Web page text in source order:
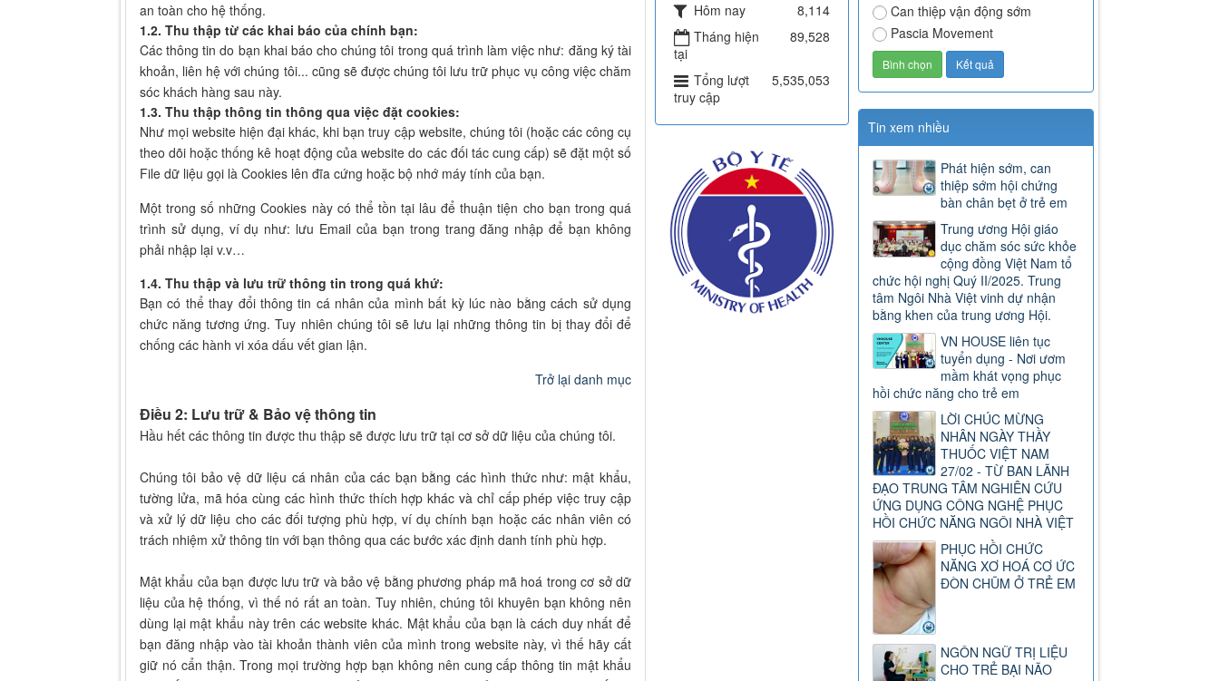
an toàn cho hệ thống.
1.2. Thu thập từ các khai báo của chính bạn:
Các thông tin do bạn khai báo cho chúng tôi trong quá trình làm việc như: đăng ký tài
khoản, liên hệ với chúng tôi... cũng sẽ được chúng tôi lưu trữ phục vụ công việc chăm
sóc khách hàng sau này.
1.3. Thu thập thông tin thông qua việc đặt cookies:
Như mọi website hiện đại khác, khi bạn truy cập website, chúng tôi (hoặc các công cụ
theo dõi hoặc thống kê hoạt động của website do các đối tác cung cấp) sẽ đặt một số
File dữ liệu gọi là Cookies lên đĩa cứng hoặc bộ nhớ máy tính của bạn.
Một trong số những Cookies này có thể tồn tại lâu để thuận tiện cho bạn trong quá
trình sử dụng, ví dụ như: lưu Email của bạn trong trang đăng nhập để bạn không
phải nhập lại v.v…
1.4. Thu thập và lưu trữ thông tin trong quá khứ:
Bạn có thể thay đổi thông tin cá nhân của mình bất kỳ lúc nào bằng cách sử dụng
chức năng tương ứng. Tuy nhiên chúng tôi sẽ lưu lại những thông tin bị thay đổi để
chống các hành vi xóa dấu vết gian lận.
Trở lại danh mục
Điều 2: Lưu trữ & Bảo vệ thông tin
Hầu hết các thông tin được thu thập sẽ được lưu trữ tại cơ sở dữ liệu của chúng tôi.
Chúng tôi bảo vệ dữ liệu cá nhân của các bạn bằng các hình thức như: mật khẩu,
tường lửa, mã hóa cùng các hình thức thích hợp khác và chỉ cấp phép việc truy cập
và xử lý dữ liệu cho các đối tượng phù hợp, ví dụ chính bạn hoặc các nhân viên có
trách nhiệm xử thông tin với bạn thông qua các bước xác định danh tính phù hợp.
Mật khẩu của bạn được lưu trữ và bảo vệ bằng phương pháp mã hoá trong cơ sở dữ
liệu của hệ thống, vì thế nó rất an toàn. Tuy nhiên, chúng tôi khuyên bạn không nên
dùng lại mật khẩu này trên các website khác. Mật khẩu của bạn là cách duy nhất để
bạn đăng nhập vào tài khoản thành viên của mình trong website này, vì thế hãy cất
giữ nó cẩn thận. Trong mọi trường hợp bạn không nên cung cấp thông tin mật khẩu
Can thiệp vận động sớm
Pascia Movement
Tin xem nhiều
Phát hiện sớm, can
thiệp sớm hội chứng
bàn chân bẹt ở trẻ em
Trung ương Hội giáo
dục chăm sóc sức khỏe
cộng đồng Việt Nam tổ
chức hội nghị Quý II/2025. Trung
tâm Ngôi Nhà Việt vinh dự nhận
bằng khen của trung ương Hội.
VN HOUSE liên tục
tuyển dụng - Nơi ươm
mầm khát vọng phục
hồi chức năng cho trẻ em
LỜI CHÚC MỪNG
NHÂN NGÀY THẦY
THUỐC VIỆT NAM
27/02 - TỪ BAN LÃNH
ĐẠO TRUNG TÂM NGHIÊN CỨU
ỨNG DỤNG CÔNG NGHỆ PHỤC
HỒI CHỨC NĂNG NGÔI NHÀ VIỆT
PHỤC HỒI CHỨC
NĂNG XƠ HOÁ CƠ ỨC
ĐÒN CHŨM Ở TRẺ EM
NGÔN NGỮ TRỊ LIỆU
CHO TRẺ BẠI NÃO
Hôm nay
8,114
Tháng hiện
tại
89,528
Tổng lượt
truy cập
5,535,053